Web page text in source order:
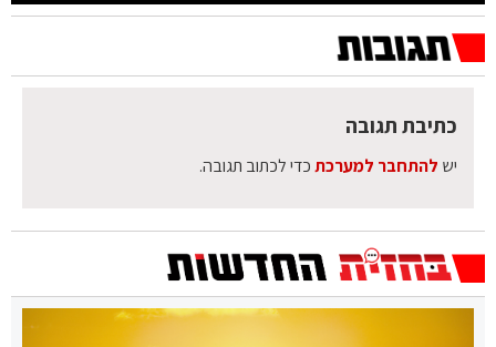
כתיבת תגובה
יש להתחבר למערכתכדי לכתוב תגובה.